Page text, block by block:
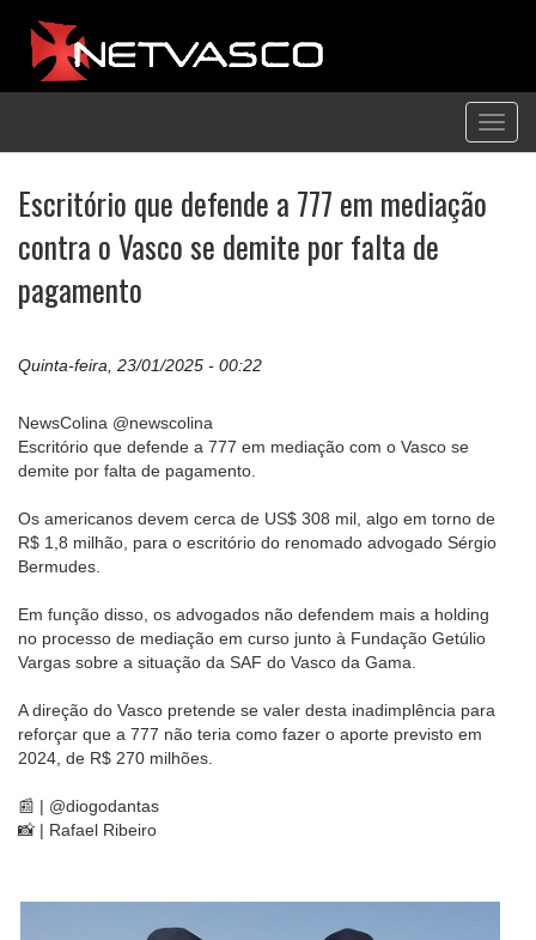
Escritório que defende a 777 em mediação
contra o Vasco se demite por falta de
pagamento
Quinta-feira, 23/01/2025 - 00:22
NewsColina @newscolina
Escritório que defende a 777 em mediação com o Vasco se
demite por falta de pagamento.
Os americanos devem cerca de US$ 308 mil, algo em torno de
R$ 1,8 milhão, para o escritório do renomado advogado Sérgio
Bermudes.
Em função disso, os advogados não defendem mais a holding
no processo de mediação em curso junto à Fundação Getúlio
Vargas sobre a situação da SAF do Vasco da Gama.
A direção do Vasco pretende se valer desta inadimplência para
reforçar que a 777 não teria como fazer o aporte previsto em
2024, de R$ 270 milhões.
📰 | @diogodantas
📸 | Rafael Ribeiro